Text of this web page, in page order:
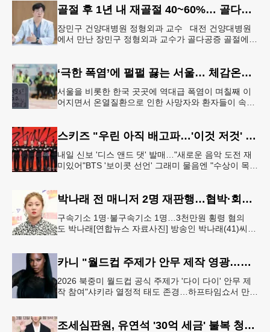
골절 후 1년 내 재골절 40~60%… 골다공증 골절 “치료 골든타임은 3개월”
장민구 건양대병원 정형외과 교수 대전 건양대병원
에서 만난 장민구 정형외과 교수가 골다공증 골절에
‘극한 폭염’에 펄펄 끓는 서울… 체감온도 ‘섭씨 49.5도’
서울을 비롯한 한국 곳곳에 역대급 폭염이 며칠째 이
어지면서 온열질환으로 인한 사망자와 환자들이 속출
스키즈 "우린 아직 배고파…'이것 저것' 다 잘하는 자신감 표현"
내일 신보 '디스 앤드 댓' 발매…"새로운 음악 도전 재
미있어"BTS '보이콧 선언' 그래미 물음엔 "수상이 목표
박나래 전 매니저 2명 재판행…협박·회삿돈 횡령 혐의
구속기소 1명·불구속기소 1명…3천만원 횡령 혐의
도 박나래[연합뉴스 자료사진] 방송인 박나래(41)씨를
카니 "월드컵 주제가 안무 제작 영광…춤은 국경 없는 언어"
2026 북중미 월드컵 공식 주제가 '다이 다이' 안무 제
작 참여"샤키라 열정적 태도 존경…하프타임쇼서 만난
조세심판원, 유연석 '30억 세금' 불복 청구 기각